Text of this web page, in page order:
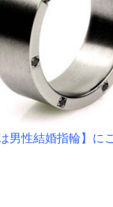
男性結婚指輪】に